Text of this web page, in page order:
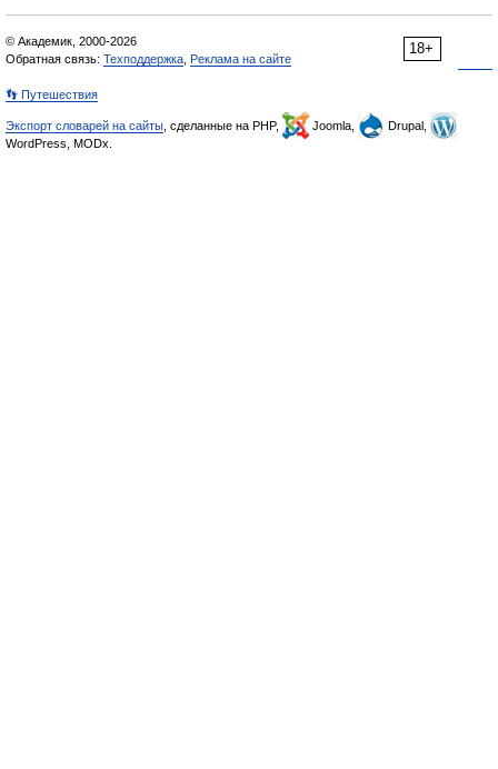
18+
© Академик, 2000-2026
Обратная связь: Техподдержка Реклама на сайте
👣 Путешествия
Экспорт словарей на сайты , сделанные на PHP, Joomla,
Drupal,
WordPress, MODx.